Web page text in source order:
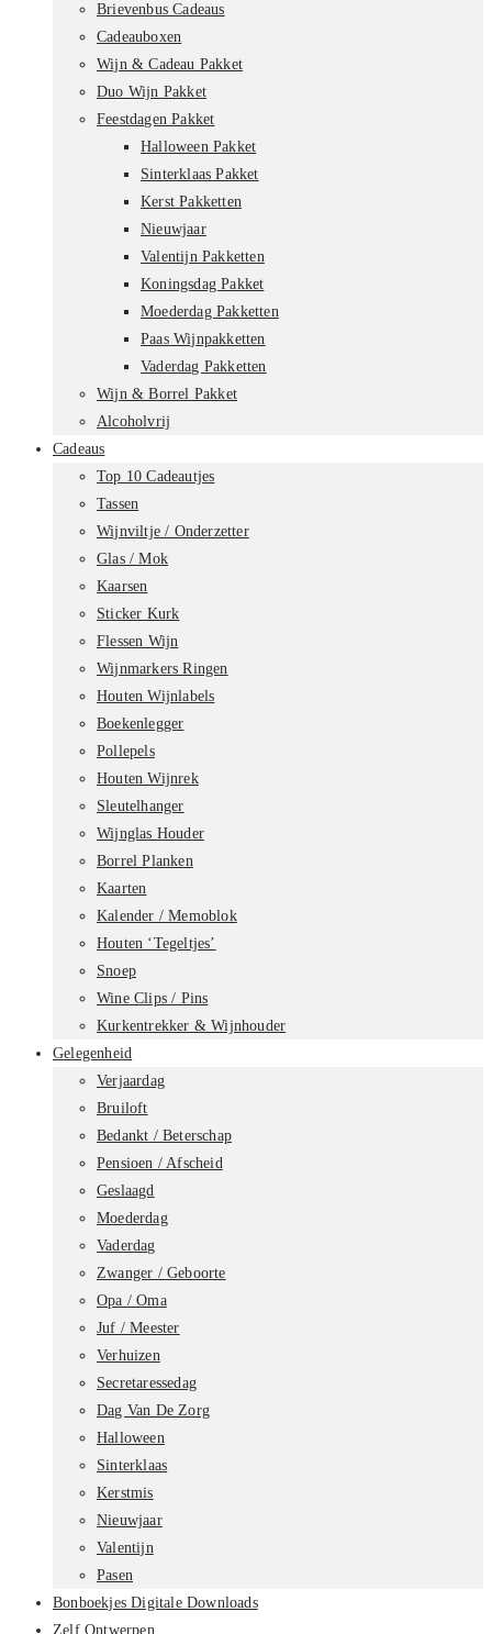
Brievenbus Cadeaus
Cadeauboxen
Wijn & Cadeau Pakket
Duo Wijn Pakket
Feestdagen Pakket
Halloween Pakket
Sinterklaas Pakket
Kerst Pakketten
Nieuwjaar
Valentijn Pakketten
Koningsdag Pakket
Moederdag Pakketten
Paas Wijnpakketten
Vaderdag Pakketten
Wijn & Borrel Pakket
Alcoholvrij
Cadeaus
Top 10 Cadeautjes
Tassen
Wijnviltje / Onderzetter
Glas / Mok
Kaarsen
Sticker Kurk
Flessen Wijn
Wijnmarkers Ringen
Houten Wijnlabels
Boekenlegger
Pollepels
Houten Wijnrek
Sleutelhanger
Wijnglas Houder
Borrel Planken
Kaarten
Kalender / Memoblok
Houten ‘Tegeltjes’
Snoep
Wine Clips / Pins
Kurkentrekker & Wijnhouder
Gelegenheid
Verjaardag
Bruiloft
Bedankt / Beterschap
Pensioen / Afscheid
Geslaagd
Moederdag
Vaderdag
Zwanger / Geboorte
Opa / Oma
Juf / Meester
Verhuizen
Secretaressedag
Dag Van De Zorg
Halloween
Sinterklaas
Kerstmis
Nieuwjaar
Valentijn
Pasen
Bonboekjes Digitale Downloads
Zelf Ontwerpen